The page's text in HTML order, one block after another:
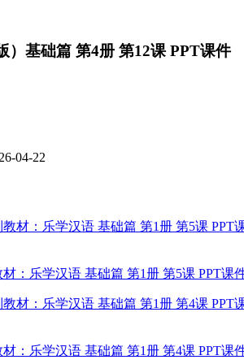
）基础篇 第4册 第12课 PPT课件
04-22
：乐学汉语 基础篇 第1册 第5课 PPT课
：乐学汉语 基础篇 第1册 第4课 PPT课